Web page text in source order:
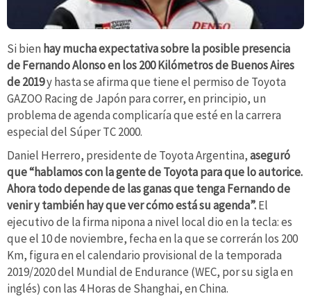
Si bien hay mucha expectativa sobre la posible presencia
de Fernando Alonso en los 200 Kilómetros de Buenos Aires
de 2019y hasta se afirma que tiene el permiso de Toyota
GAZOO Racing de Japón para correr, en principio, un
problema de agenda complicaría que esté en la carrera
especial del Súper TC 2000.
Daniel Herrero, presidente de Toyota Argentina,aseguró
que “hablamos con la gente de Toyota para que lo autorice.
Ahora todo depende de las ganas que tenga Fernando de
venir y también hay que ver cómo está su agenda”.El
ejecutivo de la firma nipona a nivel local dio en la tecla: es
que el 10 de noviembre, fecha en la que se correrán los 200
Km, figura en el calendario provisional de la temporada
2019/2020 del Mundial de Endurance (WEC, por su sigla en
inglés) con las 4 Horas de Shanghai, en China.